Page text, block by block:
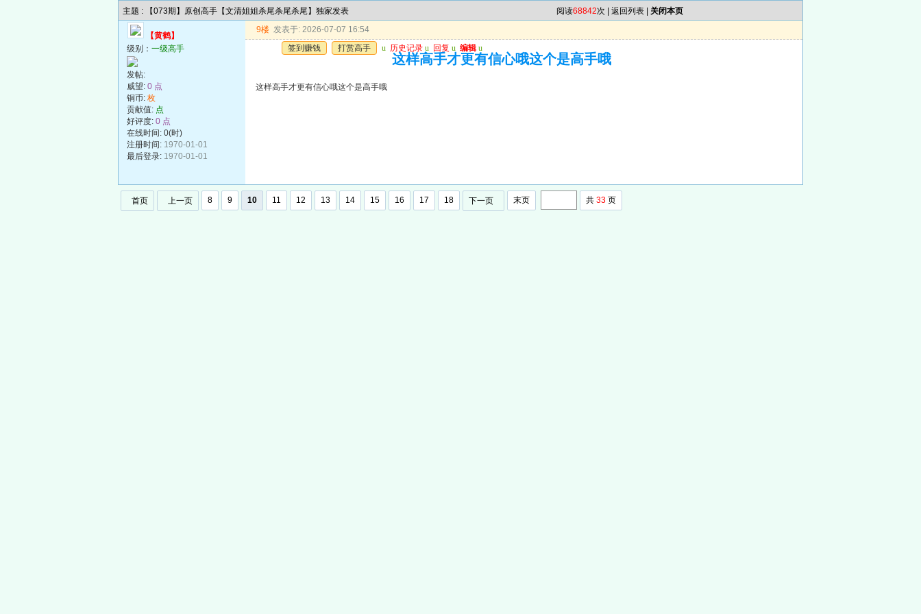
主题 : 【073期】原创高手【文清姐姐杀尾杀尾杀尾】独家发表 阅读68842次 | 返回列表 关闭本页
【黄鹤】
级别： 一级高手
发帖:
威望: 0 点
铜币: 枚
贡献值: 点
好评度: 0 点
在线时间: 0(时)
注册时间: 1970-01-01
最后登录: 1970-01-01
9楼 发表于: 2026-07-07 16:54
签到赚钱
打赏高手 u 历史记录 u 回复 u 编辑 u
这样高手才更有信心哦这个是高手哦
这样高手才更有信心哦这个是高手哦
首页 上一页 8 9 10 11 12 13 14 15 16 17 18 下一页 末页 共 33 页